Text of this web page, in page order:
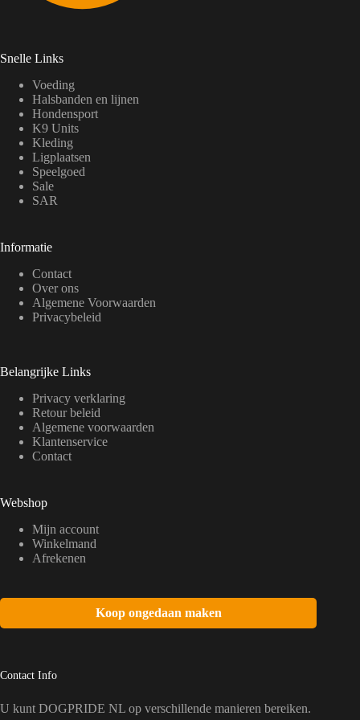
Snelle Links
Voeding
Halsbanden en lijnen
Hondensport
K9 Units
Kleding
Ligplaatsen
Speelgoed
Sale
SAR
Informatie
Contact
Over ons
Algemene Voorwaarden
Privacybeleid
Belangrijke Links
Privacy verklaring
Retour beleid
Algemene voorwaarden
Klantenservice
Contact
Webshop
Mijn account
Winkelmand
Afrekenen
Koop ongedaan maken
Contact Info
U kunt DOGPRIDE NL op verschillende manieren bereiken.